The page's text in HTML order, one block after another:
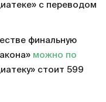
с переводом
финальную
можно по
стоит 599